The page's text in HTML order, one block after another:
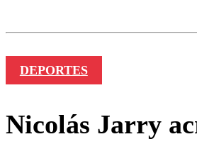
DEPORTES
Nicolás Jarry